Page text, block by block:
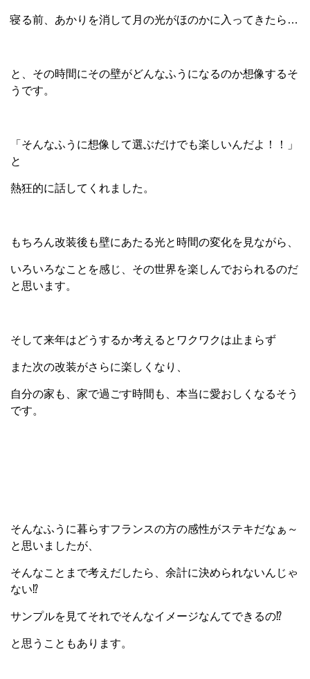
寝る前、あかりを消して月の光がほのかに入ってきたら…
と、その時間にその壁がどんなふうになるのか想像するそ
うです。
「そんなふうに想像して選ぶだけでも楽しいんだよ！！」
と
熱狂的に話してくれました。
もちろん改装後も壁にあたる光と時間の変化を見ながら、
いろいろなことを感じ、その世界を楽しんでおられるのだ
と思います。
そして来年はどうするか考えるとワクワクは止まらず
また次の改装がさらに楽しくなり、
自分の家も、家で過ごす時間も、本当に愛おしくなるそう
です。
そんなふうに暮らすフランスの方の感性がステキだなぁ～
と思いましたが、
そんなことまで考えだしたら、余計に決められないんじゃ
ない⁉
サンプルを見てそれでそんなイメージなんてできるの⁉
と思うこともあります。